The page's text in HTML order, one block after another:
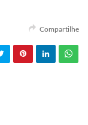
Compartilhe